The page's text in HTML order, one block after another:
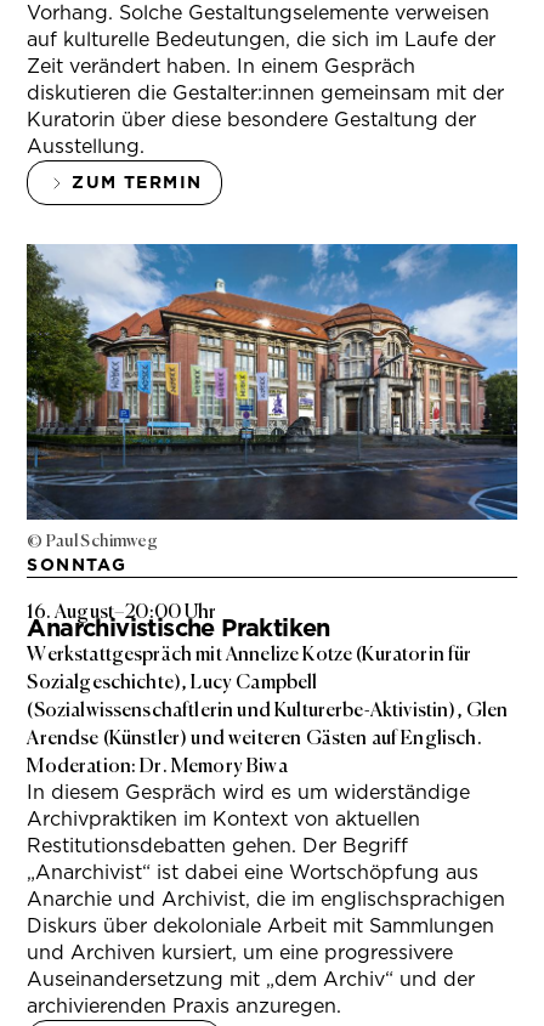
Vorhang. Solche Gestaltungselemente verweisen
auf kulturelle Bedeutungen, die sich im Laufe der
Zeit verändert haben. In einem Gespräch
diskutieren die Gestalter:innen gemeinsam mit der
Kuratorin über diese besondere Gestaltung der
Ausstellung.
ZUM TERMIN
© Paul Schimweg
SONNTAG
16. August–20:00 Uhr
Anarchivistische Praktiken
Werkstattgespräch mit Annelize Kotze (Kuratorin für
Sozialgeschichte), Lucy Campbell
(Sozialwissenschaftlerin und Kulturerbe-Aktivistin), Glen
Arendse (Künstler) und weiteren Gästen auf Englisch.
Moderation: Dr. Memory Biwa
In diesem Gespräch wird es um widerständige
Archivpraktiken im Kontext von aktuellen
Restitutionsdebatten gehen. Der Begriff
„Anarchivist“ ist dabei eine Wortschöpfung aus
Anarchie und Archivist, die im englischsprachigen
Diskurs über dekoloniale Arbeit mit Sammlungen
und Archiven kursiert, um eine progressivere
Auseinandersetzung mit „dem Archiv“ und der
archivierenden Praxis anzuregen.